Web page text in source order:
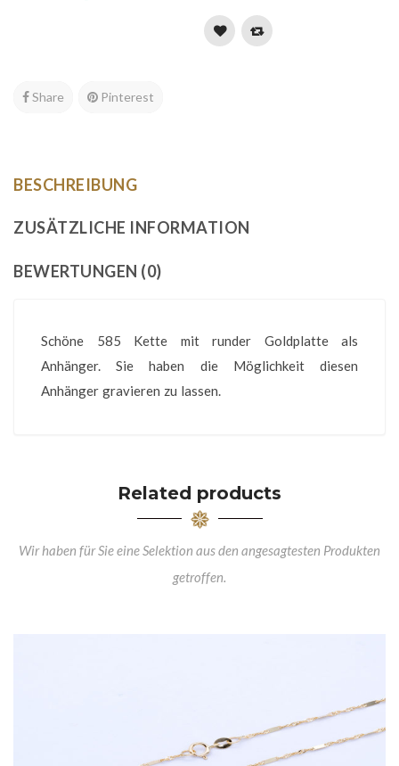
Share Pinterest
BESCHREIBUNG
ZUSÄTZLICHE INFORMATION
BEWERTUNGEN (0)
Schöne 585 Kette mit runder Goldplatte als
Anhänger. Sie haben die Möglichkeit diesen
Anhänger gravieren zu lassen.
Related products
Wir haben für Sie eine Selektion aus den angesagtesten Produkten
getroffen.